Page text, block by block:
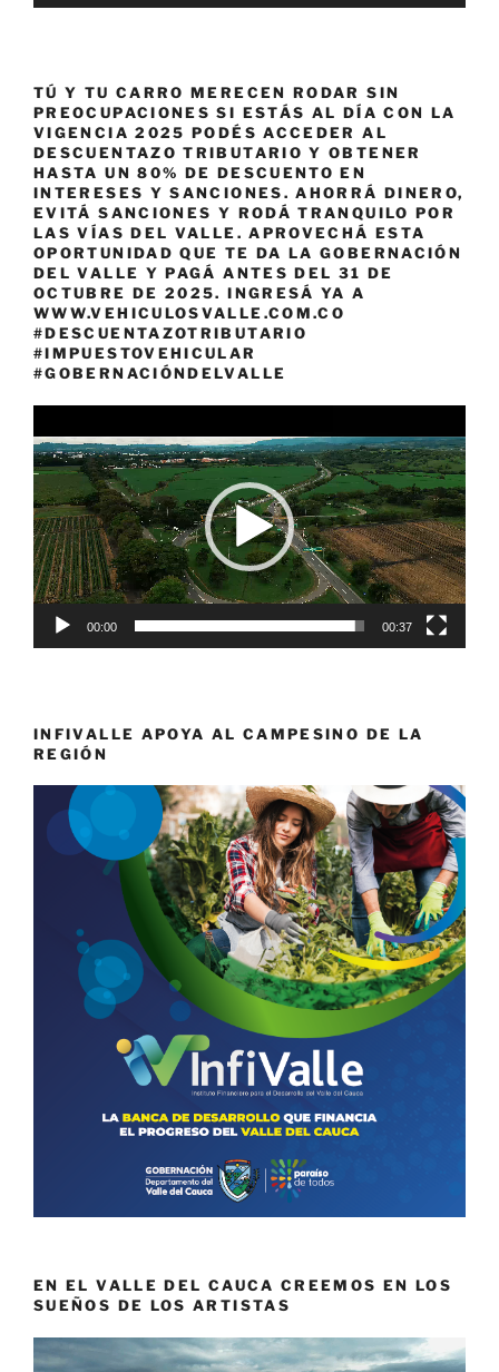
TÚ Y TU CARRO MERECEN RODAR SIN
PREOCUPACIONES SI ESTÁS AL DÍA CON LA
VIGENCIA 2025 PODÉS ACCEDER AL
DESCUENTAZO TRIBUTARIO Y OBTENER
HASTA UN 80% DE DESCUENTO EN
INTERESES Y SANCIONES. AHORRÁ DINERO,
EVITÁ SANCIONES Y RODÁ TRANQUILO POR
LAS VÍAS DEL VALLE. APROVECHÁ ESTA
OPORTUNIDAD QUE TE DA LA GOBERNACIÓN
DEL VALLE Y PAGÁ ANTES DEL 31 DE
OCTUBRE DE 2025. INGRESÁ YA A
WWW.VEHICULOSVALLE.COM.CO
#DESCUENTAZOTRIBUTARIO
#IMPUESTOVEHICULAR
#GOBERNACIÓNDELVALLE
de
vídeo
00:00 00:37
INFIVALLE APOYA AL CAMPESINO DE LA
REGIÓN
EN EL VALLE DEL CAUCA CREEMOS EN LOS
SUEÑOS DE LOS ARTISTAS
Reproductor